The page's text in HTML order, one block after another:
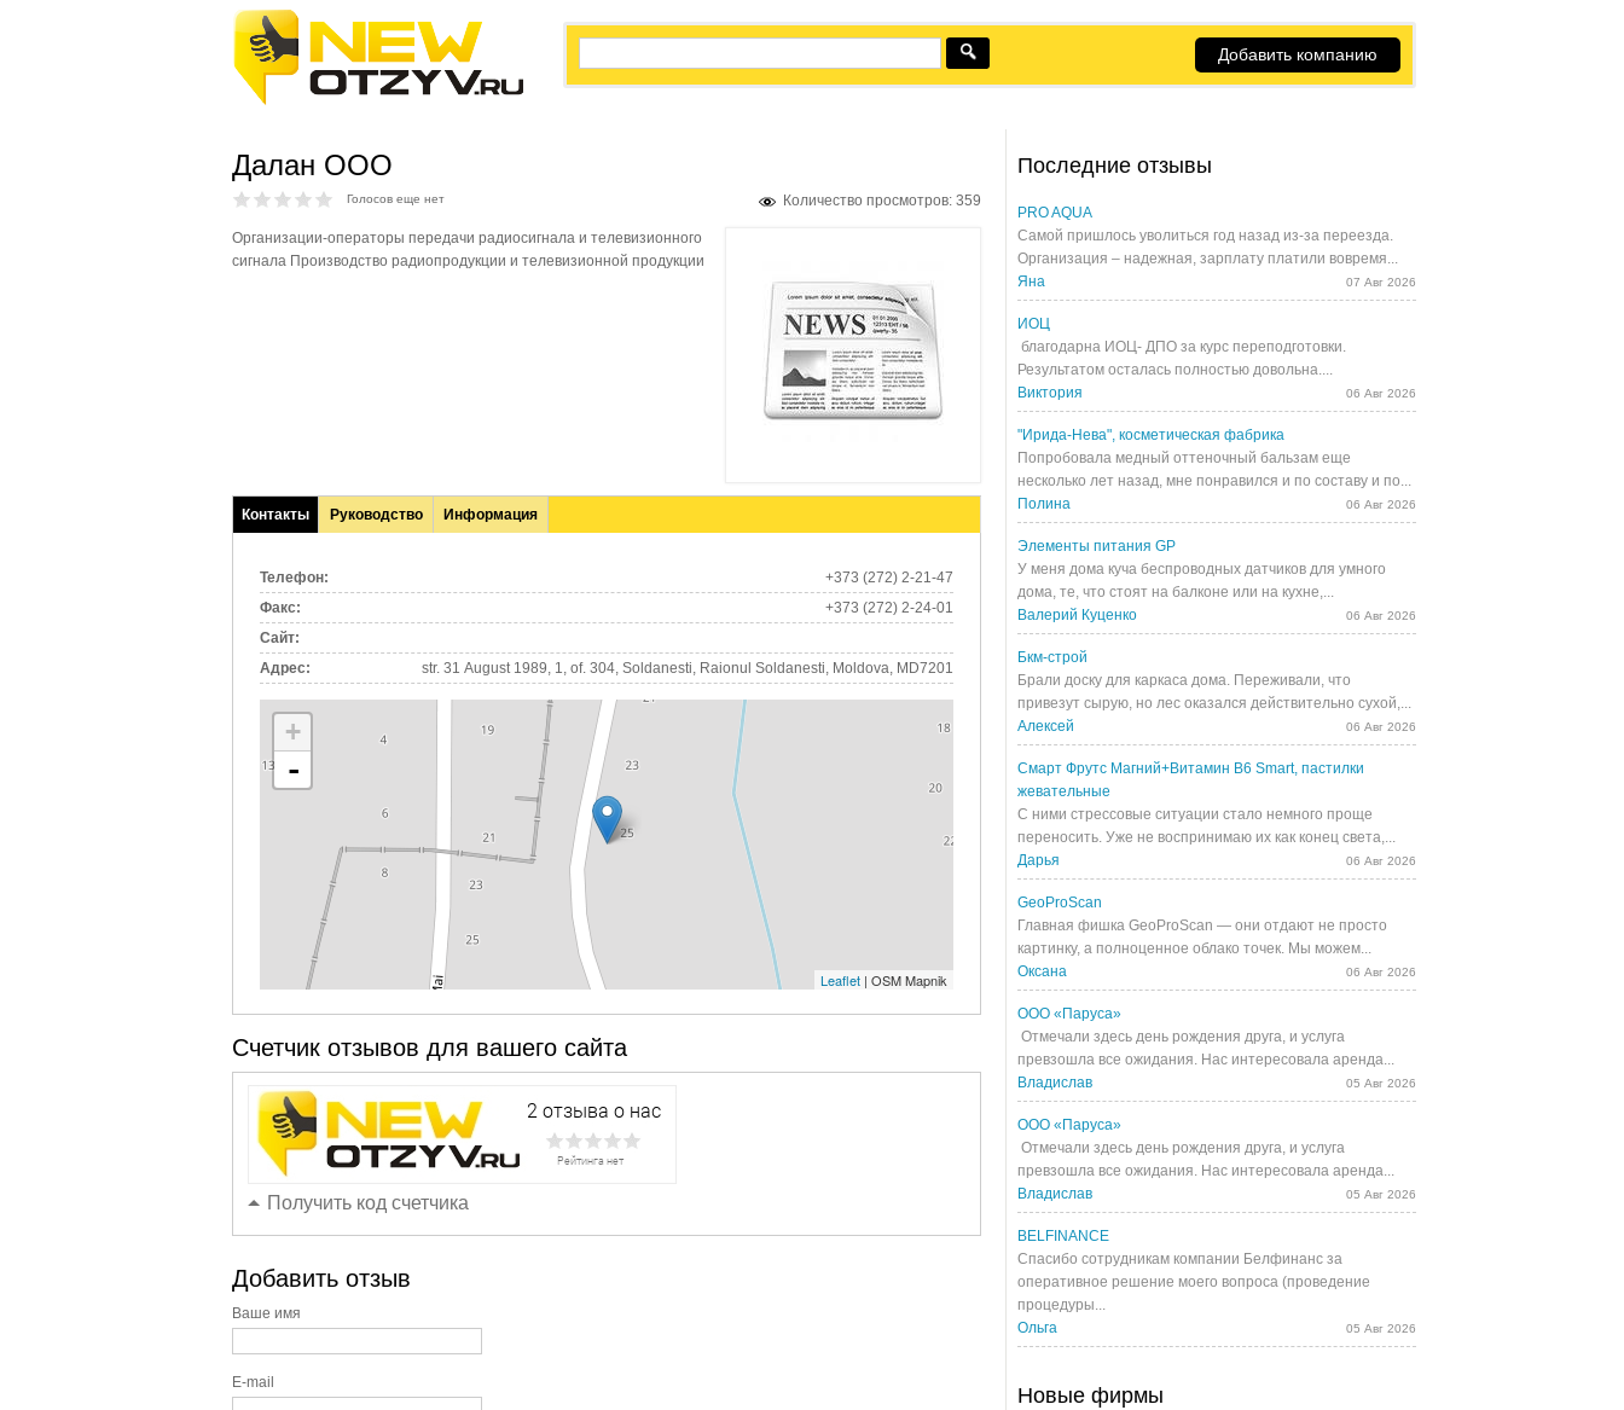
Добавить компанию
Далан ООО
Количество просмотров: 359
Голосов еще нет
Организации-операторы передачи радиосигнала и телевизионного
сигнала Производство радиопродукции и телевизионной продукции
Контакты
(активная
Руководство Информация
Телефон:
+373 (272) 2-21-47
Факс:
+373 (272) 2-24-01
Сайт:
Адрес:
str. 31 August 1989, 1, of. 304, Soldanesti, Raionul Soldanesti, Moldova, MD7201
+
-
Leaflet | OSM Mapnik
Счетчик отзывов для вашего сайта
Получить код счетчика
Добавить отзыв
Ваше имя
E-mail
Последние отзывы
PRO AQUA
Самой пришлось уволиться год назад из-за переезда.
Организация – надежная, зарплату платили вовремя...
Яна
07 Авг 2026
ИОЦ
благодарна ИОЦ- ДПО за курс переподготовки.
Результатом осталась полностью довольна....
Виктория
06 Авг 2026
"Ирида-Нева", косметическая фабрика
Попробовала медный оттеночный бальзам еще
несколько лет назад, мне понравился и по составу и по...
Полина
06 Авг 2026
Элементы питания GP
У меня дома куча беспроводных датчиков для умного
дома, те, что стоят на балконе или на кухне,...
Валерий Куценко
06 Авг 2026
Бкм-строй
Брали доску для каркаса дома. Переживали, что
привезут сырую, но лес оказался действительно сухой,...
Алексей
06 Авг 2026
Смарт Фрутс Магний+Витамин В6 Smart, пастилки
жевательные
С ними стрессовые ситуации стало немного проще
переносить. Уже не воспринимаю их как конец света,...
Дарья
06 Авг 2026
GeoProScan
Главная фишка GeoProScan — они отдают не просто
картинку, а полноценное облако точек. Мы можем...
Оксана
06 Авг 2026
ООО «Паруса»
Отмечали здесь день рождения друга, и услуга
превзошла все ожидания. Нас интересовала аренда...
Владислав
05 Авг 2026
ООО «Паруса»
Отмечали здесь день рождения друга, и услуга
превзошла все ожидания. Нас интересовала аренда...
Владислав
05 Авг 2026
BELFINANCE
Спасибо сотрудникам компании Белфинанс за
оперативное решение моего вопроса (проведение
процедуры...
Ольга
05 Авг 2026
Новые фирмы